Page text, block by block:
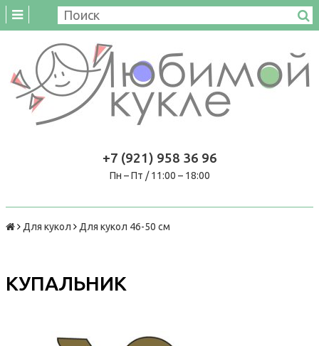
+7 (921) 958 36 96
Пн – Пт / 11:00 – 18:00
Для кукол Для кукол 46-50 см
КУПАЛЬНИК